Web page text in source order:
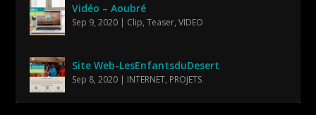
Vidéo – Aoubré
Sep 9, 2020 | Clip,Teaser,VIDEO
Site Web-LesEnfantsduDesert
Sep 8, 2020 | INTERNET, PROJETS